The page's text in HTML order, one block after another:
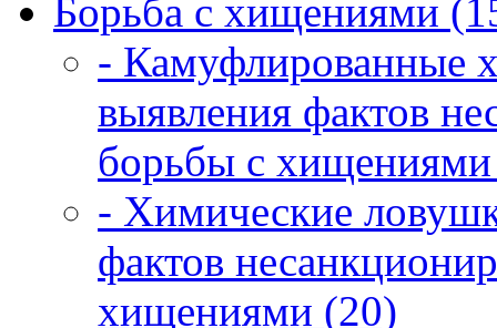
Борьба с хищениями
- Камуфлированные
выявления фактов
борьбы с
- Химические
фактов
хищениями (20)